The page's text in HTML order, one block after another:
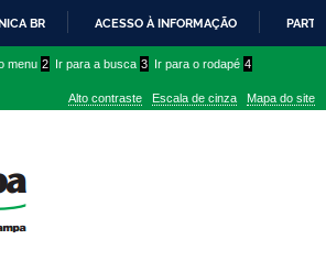
PARA
CONTEÚDO
BR ACESSO À INFORMAÇÃO
menu 2 Ir para a busca 3 Ir para o rodapé 4
Alto contraste Escala de cinza Mapa do site